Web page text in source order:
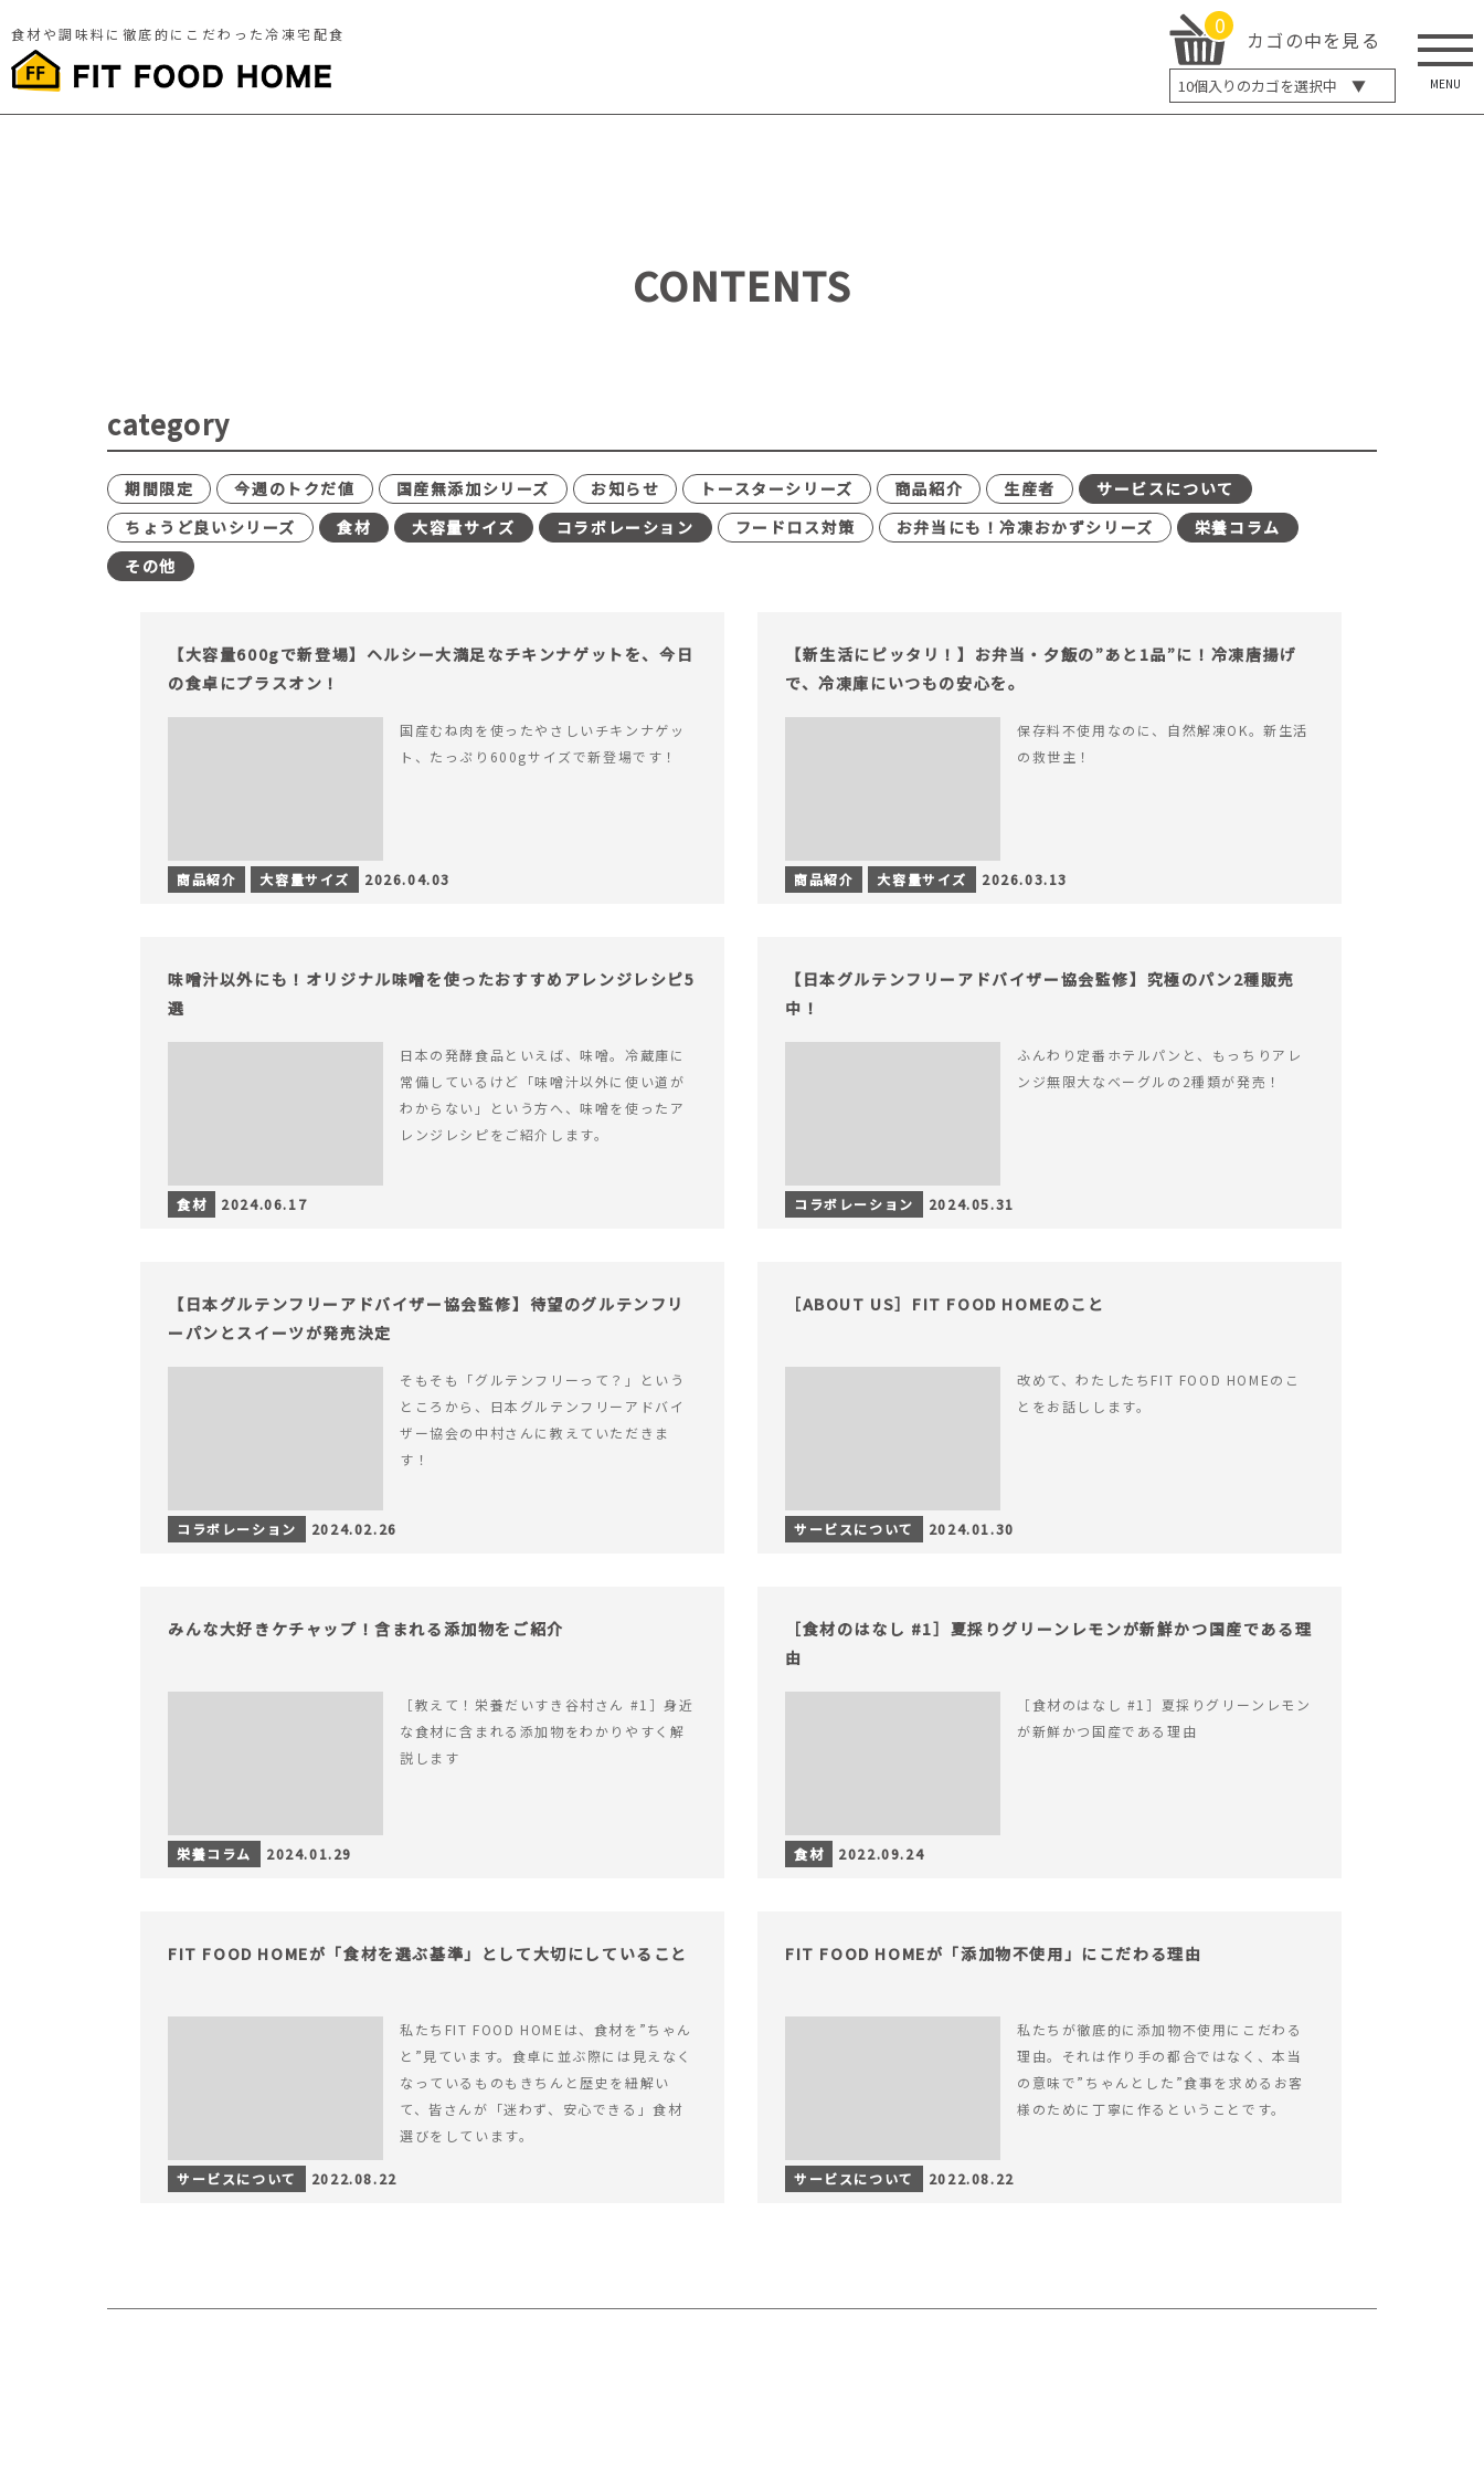
食材や調味料に徹底的にこだわった冷凍宅配食 0
カゴの中を見る
10個入りのカゴを選択中 ▼
5個入り
MENU
CONTENTS
category
期間限定 今週のトクだ値 国産無添加シリーズ お知らせ トースターシリーズ 商品紹介 生産者
サービスについて
ちょうど良いシリーズ
食材 大容量サイズ コラボレーション フードロス対策 お弁当にも！冷凍おかずシリーズ
栄養コラム
その他
【大容量600gで新登場】ヘルシー大満足なチキンナゲットを、今日
の食卓にプラスオン！
国産むね肉を使ったやさしいチキンナゲッ
ト、たっぷり600gサイズで新登場です！
商品紹介 大容量サイズ 2026.04.03
【新生活にピッタリ！】お弁当・夕飯の”あと1品”に！冷凍唐揚げ
で、冷凍庫にいつもの安心を。
保存料不使用なのに、自然解凍OK。新生活
の救世主！
商品紹介 大容量サイズ 2026.03.13
味噌汁以外にも！オリジナル味噌を使ったおすすめアレンジレシピ5
選
日本の発酵食品といえば、味噌。冷蔵庫に
常備しているけど「味噌汁以外に使い道が
わからない」という方へ、味噌を使ったア
レンジレシピをご紹介します。
食材 2024.06.17
【日本グルテンフリーアドバイザー協会監修】究極のパン2種販売
中！
ふんわり定番ホテルパンと、もっちりアレ
ンジ無限大なベーグルの2種類が発売！
コラボレーション 2024.05.31
【日本グルテンフリーアドバイザー協会監修】待望のグルテンフリ
ーパンとスイーツが発売決定
そもそも「グルテンフリーって？」という
ところから、日本グルテンフリーアドバイ
ザー協会の中村さんに教えていただきま
す！
コラボレーション 2024.02.26
［ABOUT US］FIT FOOD HOMEのこと
改めて、わたしたちFIT FOOD HOMEのこ
とをお話しします。
サービスについて 2024.01.30
みんな大好きケチャップ！含まれる添加物をご紹介
［教えて！栄養だいすき谷村さん #1］身近
な食材に含まれる添加物をわかりやすく解
説します
栄養コラム 2024.01.29
［食材のはなし #1］夏採りグリーンレモンが新鮮かつ国産である理
由
［食材のはなし #1］夏採りグリーンレモン
が新鮮かつ国産である理由
食材 2022.09.24
FIT FOOD HOMEが「食材を選ぶ基準」として大切にしていること
私たちFIT FOOD HOMEは、食材を”ちゃん
と”見ています。食卓に並ぶ際には見えなく
なっているものもきちんと歴史を紐解い
て、皆さんが「迷わず、安心できる」食材
選びをしています。
サービスについて 2022.08.22
FIT FOOD HOMEが「添加物不使用」にこだわる理由
私たちが徹底的に添加物不使用にこだわる
理由。それは作り手の都合ではなく、本当
の意味で”ちゃんとした”食事を求めるお客
様のために丁寧に作るということです。
サービスについて 2022.08.22